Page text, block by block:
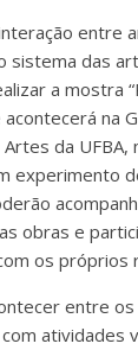
p
p
til
h
ar
entre
sistema das
a mostra “
acontecerá na
da UFBA,
experimento
obras e
os próprios
entre
atividades